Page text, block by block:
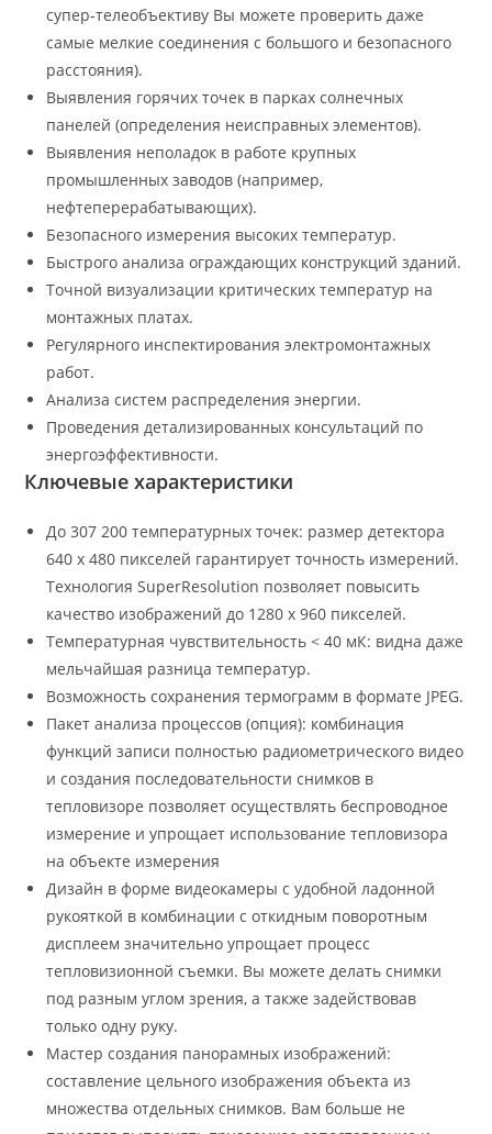
супер-телеобъективу Вы можете проверить даже
самые мелкие соединения с большого и безопасного
расстояния).
Выявления горячих точек в парках солнечных
панелей (определения неисправных элементов).
Выявления неполадок в работе крупных
промышленных заводов (например,
нефтеперерабатывающих).
Безопасного измерения высоких температур.
Быстрого анализа ограждающих конструкций зданий.
Точной визуализации критических температур на
монтажных платах.
Регулярного инспектирования электромонтажных
работ.
Анализа систем распределения энергии.
Проведения детализированных консультаций по
энергоэффективности.
Ключевые характеристики
До 307 200 температурных точек: размер детектора
640 x 480 пикселей гарантирует точность измерений.
Технология SuperResolution позволяет повысить
качество изображений до 1280 x 960 пикселей.
Температурная чувствительность < 40 мК: видна даже
мельчайшая разница температур.
Возможность сохранения термограмм в формате JPEG.
Пакет анализа процессов (опция): комбинация
функций записи полностью радиометрического видео
и создания последовательности снимков в
тепловизоре позволяет осуществлять беспроводное
измерение и упрощает использование тепловизора
на объекте измерения
Дизайн в форме видеокамеры с удобной ладонной
рукояткой в комбинации с откидным поворотным
дисплеем значительно упрощает процесс
тепловизионной съемки. Вы можете делать снимки
под разным углом зрения, а также задействовав
только одну руку.
Мастер создания панорамных изображений:
составление цельного изображения объекта из
множества отдельных снимков. Вам больше не